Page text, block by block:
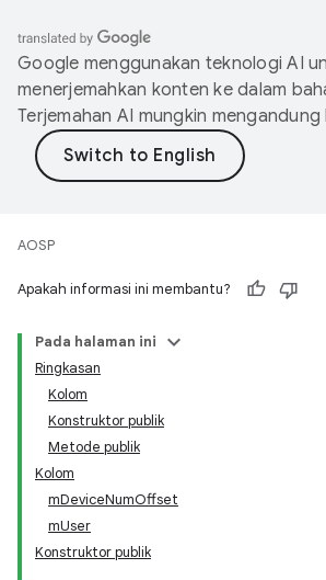
Google menggunakan teknologi AI
menerjemahkan konten ke dalam
Terjemahan AI mungkin mengandung
AOSP
Apakah informasi ini membantu?
Pada halaman ini
Ringkasan
Kolom
Konstruktor publik
Metode publik
Kolom
mDeviceNumOffset
mUser
Konstruktor publik